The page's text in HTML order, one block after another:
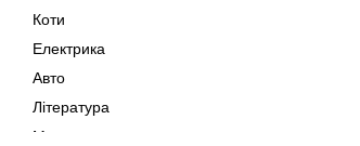
Коти
Електрика
Авто
Література
Музика